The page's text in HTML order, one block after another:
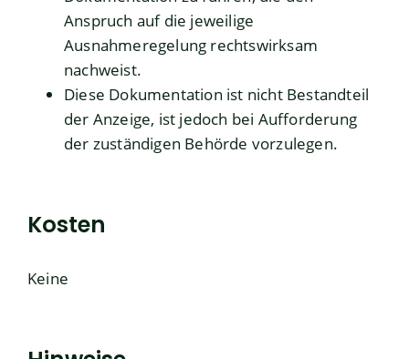
Anspruch auf die jeweilige
Ausnahmeregelung rechtswirksam
nachweist.
Diese Dokumentation ist nicht Bestandteil
der Anzeige, ist jedoch bei Aufforderung
der zuständigen Behörde vorzulegen.
Kosten
Keine